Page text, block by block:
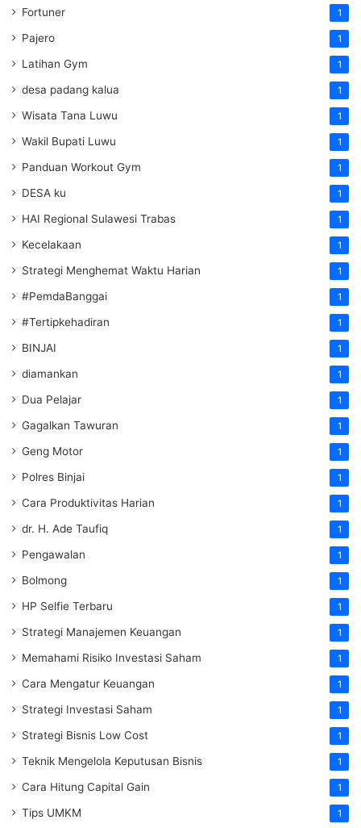
Fortuner 1
Pajero 1
Latihan Gym 1
desa padang kalua 1
Wisata Tana Luwu 1
Wakil Bupati Luwu 1
Panduan Workout Gym 1
DESA ku 1
HAI Regional Sulawesi Trabas 1
Kecelakaan 1
Strategi Menghemat Waktu Harian 1
#PemdaBanggai 1
#Tertipkehadiran 1
BINJAI 1
diamankan 1
Dua Pelajar 1
Gagalkan Tawuran 1
Geng Motor 1
Polres Binjai 1
Cara Produktivitas Harian 1
dr. H. Ade Taufiq 1
Pengawalan 1
Bolmong 1
HP Selfie Terbaru 1
Strategi Manajemen Keuangan 1
Memahami Risiko Investasi Saham 1
Cara Mengatur Keuangan 1
Strategi Investasi Saham 1
Strategi Bisnis Low Cost 1
Teknik Mengelola Keputusan Bisnis 1
Cara Hitung Capital Gain 1
Tips UMKM 1